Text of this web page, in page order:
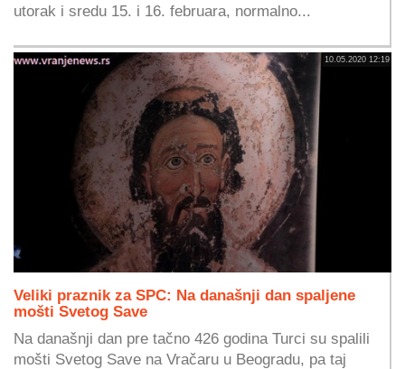
utorak i sredu 15. i 16. februara, normalno...
10.05.2020 12:19
Veliki praznik za SPC: Na današnji dan spaljene
mošti Svetog Save
Na današnji dan pre tačno 426 godina Turci su spalili
mošti Svetog Save na Vračaru u Beogradu, pa taj